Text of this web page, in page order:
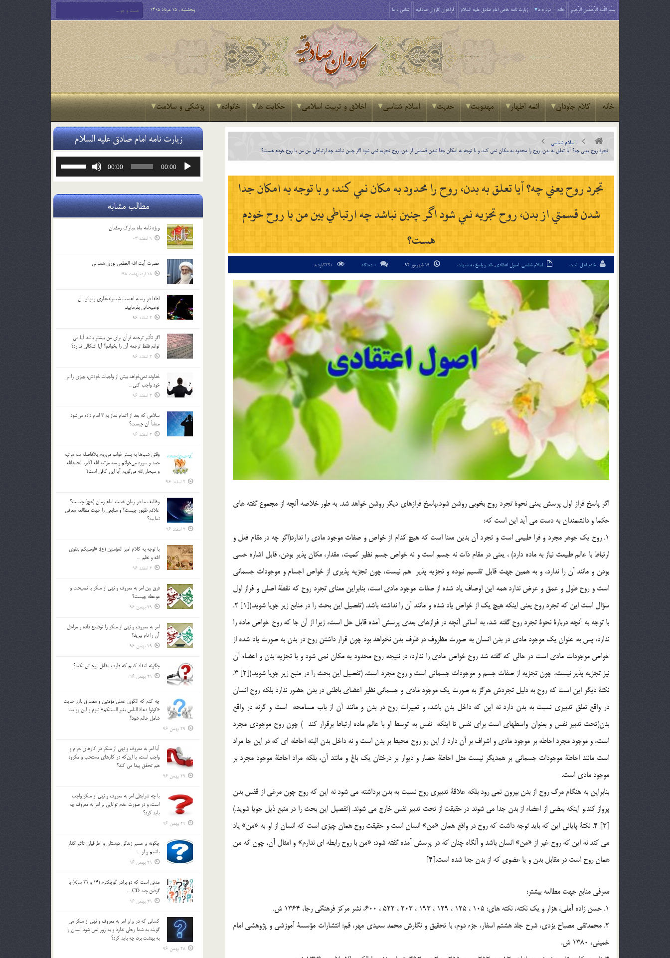
بِسْمِ اللَّـهِ الرَّحْمَـٰنِ الرَّحِيمِ خانه درباره ما زیارت نامه خاص امام صادق علیه السلام فراخوان کاروان صادقیه تماس با ما پنجشنبه , 15 مرداد 1405
خانه کلام جاودان ائمه اطهار مهدویت حدیث اسلام شناسی اخلاق و تربیت اسلامی حکایت ها خانواده پزشکی و سلامت
اسلام شناسی
تجرد روح يعني چه؟ آيا تعلق به بدن، روح را محدود به مکان نمي کند، و با توجه به امکان جدا شدن قسمتي از بدن، روح تجزيه نمي شود اگر چنين نباشد چه ارتباطي بين من با روح خودم هست؟
تجرد روح يعني چه؟ آيا تعلق به بدن، روح را محدود به مکان نمي کند، و با توجه به امکان جدا
شدن قسمتي از بدن، روح تجزيه نمي شود اگر چنين نباشد چه ارتباطي بين من با روح خودم
هست؟
خادم اهل البیت اسلام شناسی, اصول اعتقادی, نقد و پاسخ به شبهات 0 دیدگاه
اگر پاسخ فراز اول پرسش يعني نحوة تجرد روح بخوبي روشن شود،پاسخ فرازهاي ديگر روشن خواهد شد. به طور خلاصه آنچه از مجموع گفته هاي
حكما و دانشمندان به دست مي آيد اين است كه:
1. روح يك جوهر مجرد و فرا طبيعي است و تجرد آن بدين معنا است كه هيچ كدام از خواص و صفات موجود مادي را ندارد(اگر چه در مقام فعل و
ارتباط با عالم طبيعت نياز به ماده دارد) ، يعني در مقام ذات نه جسم است و نه خواص جسم نظير كميت، مقدار، مكان پذير بودن، قابل اشاره حسي
بودن و مانند آن را ندارد، و به همين جهت قابل تقسيم نبوده و تجزيه پذير هم نيست، چون تجزيه پذيري از خواص اجسام و موجودات جسماني
است و روح طول و عمق و عرض ندارد همه اين اوصاف ياد شده از صفات موجود مادي است، بنابراين معناي تجرد روح كه نقطة اصلي و فراز اول
سؤال است اين كه تجرد روح يعني اينكه هيچ يك از خواص ياد شده و مانند آن را نداشته باشد. (تفصيل اين بحث را در منابع زير جويا شويد.)[1] 2.
با توجه به آنچه دربارة نحوة تجرد روح گفته شد، به آساني آنچه در فرازهاي بعدي پرسش آمده قابل حل است، زيرا از آن جا كه روح خواص ماده را
ندارد، پس به عنوان يك موجود مادي در بدن انسان به صورت مظروف در ظرف بدن نخواهد بود چون قرار داشتن روح در بدن به صورت ياد شده از
خواص موجودات مادي است در حالي كه گفته شد روح خواص مادي را ندارد، در نتيجه روح محدود به مكان نمي شود و با تجزيه بدن و اعضاء آن
نيز تجزيه پذير نيست، چون تجزيه از صفات جسم و موجودات جسماني است و روح مجرد است. (تفصيل اين بحث را در منبع زير جويا شويد.)[2] 3.
نكتة ديگر اين است كه روح به دليل تجردش هرگز به صورت يك موجود مادي و جسماني نظير اعضاي باطني در بدن حضور ندارد بلكه روح انسان
در واقع تعلق تدبيري نسبت به بدن دارد نه اين كه داخل بدن باشد، و تعبيرات روح در بدن و مانند آن از باب مسامحه است و گرنه در واقع
بدن(تحت تدبير نفس و بعنوان واسطهاي است براي نفس تا اينكه نفس به توسط او با عالم ماده ارتباط برقرار كند ) چون روح موجودي مجرد
است، و موجود مجرد احاطه بر موجود مادي و اشراف بر آن دارد از اين رو روح محيط بر بدن است و نه داخل بدن البته احاطه اي كه در اين جا مراد
است مانند احاطة موجودات جسماني بر همديگر نيست مثل احاطة حصار و ديوار بر درختان يك باغ و مانند آن، بلكه مراد احاطة موجود مجرد بر
موجود مادي است.
بنابراين به هنگام مرگ روح از بدن بيرون نمي رود بلكه علاقة تدبيري روح نسبت به بدن برداشته مي شود نه اين كه روح چون مرغي از قفس بدن
پرواز كند.و اينكه بعضي از اعضاء از بدن جدا مي شوند در حقيقت از تحت تدبير نفس خارج مي شوند. (تفصيل اين بحث را در منبع ذيل جويا شويد.)
[3] 4. نكتة پاياني اين كه بايد توجه داشت كه روح در واقع همان «من» انسان است و حقيقت روح همان چيزي است كه انسان از او به «من» ياد
مي كند نه اين كه روح غير از «من» انسان باشد و آنگاه چنان كه در پرسش آمده گفته شود: «من با روح رابطه اي ندارم» و امثال آن، چون كه من
همان روح است در مقابل بدن و يا عضوي كه از بدن جدا شده است.[4]
معرفي منابع جهت مطالعه بيشتر:
1. حسن زاده آملي، هزار و يك نكته، نكته هاي: 105 ، 125 ، 129 ، 193 ، 203 ، 522 ، 600، نشر مركز فرهنگي رجا، 1364 ش.
2. محمدتقي مصباح يزدي، شرح جلد هشتم اسفار، جزء دوم، با تحقيق و نگارش محمد سعيدي مهر، قم: انتشارات مؤسسة آموزشي و پژوهشي امام
خميني، 1380 ش.
زیارت نامه امام صادق علیه السلام
پخش‌کننده
00:00
00:00
یا
صدا
کلیدهای
مطالب مشابه
ویژه نامه ماه مبارک رمضان
9 اسفند 03
حضرت آیت الله العظمی نوری همدانی
18 اردیبهشت 98
لطفا در زمينه اهميت شب‌زنده‌داري وموانع آن
توضيحاتي بفرماييد.
2 اسفند 96
اگر تأثير ترجمه قرآن براي من بيشتر باشد آيا مي
توانم فقط ترجمه آن را بخوانم؟ آيا اشكالي ندارد؟
2 اسفند 96
خداوند نمي‌خواهد بيش از واجبات خودش، چيزي را بر
خود واجب كني…
2 اسفند 96
سلامي كه بعد از اتمام نماز به 3 امام داده مي‌شود
منشأ آن چيست؟
2 اسفند 96
وقتي شب‌ها به بستر خواب مي‌روم بلافاصله سه مرتبه
حمد و سوره مي‌خوانم و سه مرتبه الله اكبر، الحمدالله
و سبحان‌الله مي‌گويم آيا اين كافي است؟
2 اسفند 96
وظايف ما در زمان غيبت امام زمان (عج) چيست؟
علائم ظهور چيست؟ و منابعي را جهت مطالعه معرفي
نماييد؟
2 اسفند 96
با توجه به كلام امير المؤمنين (ع): «اوصيكم بتقوي
الله و نظم …
2 اسفند 96
فرق بين امر به معروف و نهي از منكر با نصيحت و
موعظه چيست؟
29 بهمن 96
امر به معروف و نهي از منكر را توضيح داده و مراحل
آن را نام ببريد؟
29 بهمن 96
چگونه انتقاد كنيم كه طرف مقابل پرخاش نكند؟
29 بهمن 96
چه كنم كه الگوي عملي مؤمنين و مصداق بارز حديث
«كونوا دعاة الناس بغير السنتكم» شوم و اين روايت
شامل حالم شود؟
29 بهمن 96
آيا امر به معروف و نهي از منكر در كارهاي حرام و
واجب است، يا اين‌كه در كارهاي مستحب و مكروه
هم تحقق پيدا مي كند؟
29 بهمن 96
با چه شرايطي امر به معروف و نهي از منکر واجب
است، و در صورت عدم توانايي بر امر به معروف چه
بايد کرد؟
29 بهمن 96
چگونه بر مسير زندگي دوستان و اطرافيان تاثير گذار
باشيم و از …
29 بهمن 96
مدتي است كه دو برادر كوچكترم (14 و 21 ساله) با
گرفتن چند CD …
29 بهمن 96
كساني كه در برابر امر به معروف و نهي از منكر مي
گويند به شما ربطي ندارد و به زور نمي شود انسان را
به بهشت برد، چه بايد كرد؟
28 بهمن 96